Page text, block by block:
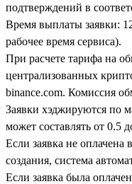
подтверждений в
Время выплаты заявки:
рабочее время сервиса).
При расчете тарифа на
централизованных
binance.com. Комиссия
Заявки хэджируются по
может составлять от 0.5
Если заявка не оплачена
создания, система
Если заявка была